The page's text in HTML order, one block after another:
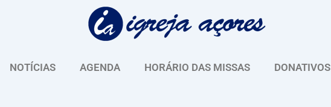
NOTÍCIAS AGENDA HORÁRIO DAS MISSAS DONATIVOS